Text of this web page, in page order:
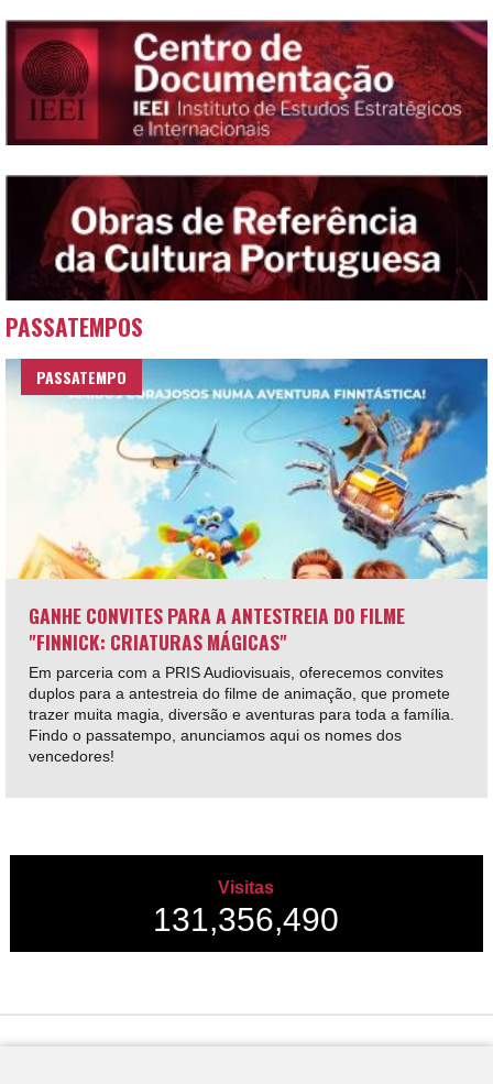
PASSATEMPOS
PASSATEMPO
GANHE CONVITES PARA A ANTESTREIA DO FILME
"FINNICK: CRIATURAS MÁGICAS"
Em parceria com a PRIS Audiovisuais, oferecemos convites
duplos para a antestreia do filme de animação, que promete
trazer muita magia, diversão e aventuras para toda a família.
Findo o passatempo, anunciamos aqui os nomes dos
vencedores!
Visitas
131,356,490